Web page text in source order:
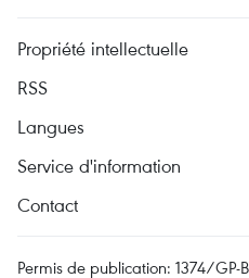
Propriété intellectuelle
RSS
Langues
Service d'information
Contact
Permis de publication: 1374/GP-